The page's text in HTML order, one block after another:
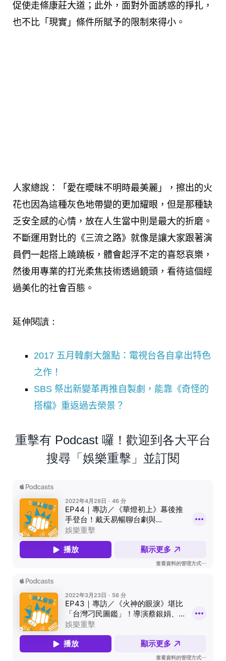
促使走條康莊大道；此外，面對外面誘惑的掙扎，
也不比「現實」條件所賦予的限制來得小。
人家總說：「愛在曖昧不明時最美麗」，擦出的火
花也因為這種灰色地帶變的更加耀眼，但是那種缺
乏安全感的心情，放在人生當中則是最大的折磨。
不斷運用對比的《三流之路》就像是讓大家跟著演
員們一起搭上蹺蹺板，體會起浮不定的喜怒哀樂，
然後用專業的打光柔焦技術透過鏡頭，看待這個經
過美化的社會百態。
延伸閱讀：
2017 五月韓劇大盤點：電視台各自拿出特色
之作！
SBS 祭出新變革再推自製劇，能靠《奇怪的
搭檔》重返過去榮景？
重擊有 Podcast 囉！歡迎到各大平台
搜尋「娛樂重擊」並訂閱